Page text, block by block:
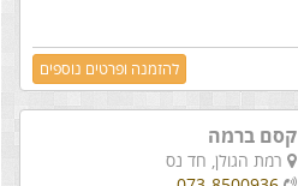
להזמנה ופרטים נוספים
קסם ברמה
רמת הגולן, חד נס